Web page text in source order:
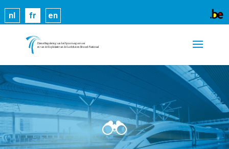
nl fr en
Les cookies nous permettent de vous proposer nos
services plus facilement. En utilisant nos services,
vous nous donnez expressément votre accord pour
exploiter ces cookies.